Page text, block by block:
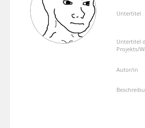
Untertitel
Untertitel
Projekts/
Autor/in